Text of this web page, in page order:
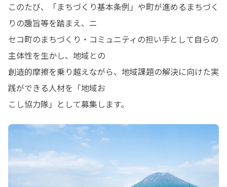
このたび、「まちづくり基本条例」や町が進めるまちづく
りの趣旨等を踏まえ、ニ
セコ町のまちづくり・コミュニティの担い手として自らの
主体性を生かし、地域との
創造的摩擦を乗り越えながら、地域課題の解決に向けた実
践ができる人材を「地域お
こし協力隊」として募集します。